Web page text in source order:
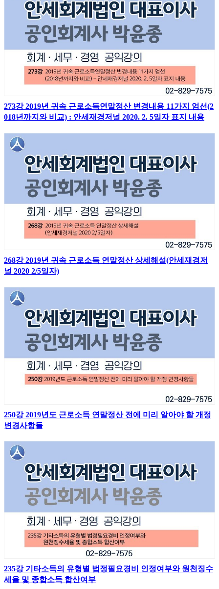
273강 2019년 귀속 근로소득연말정산 변경내용 11가지 엄선(2
018년까지와 비교) : 안세재경저널 2020. 2. 5일자 표지 내용
268강 2019년 귀속 근로소득 연말정산 상세해설(안세재경저
널 2020 2/5일자)
250강 2019년도 근로소득 연말정산 전에 미리 알아야 할 개정
변경사항들
235강 기타소득의 유형별 법정필요경비 인정여부와 원천징수
세율 및 종합소득 합산여부